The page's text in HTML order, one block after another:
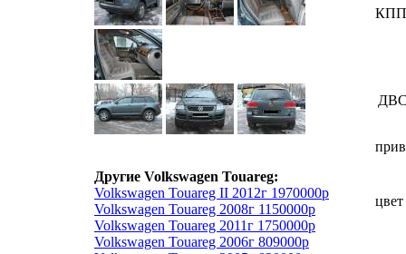
Другие Volkswagen Touareg:
Volkswagen Touareg II 2012г 1970000р
Volkswagen Touareg 2008г 1150000р
Volkswagen Touareg 2011г 1750000р
Volkswagen Touareg 2006г 809000р
КПП
цвет